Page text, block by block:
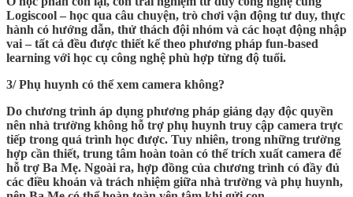
Logiscool – học qua câu chuyện, trò chơi vận động tư duy, thực
hành có hướng dẫn, thử thách đội nhóm và các hoạt động nhập
vai – tất cả đều được thiết kế theo phương pháp fun-based
learning với học cụ công nghệ phù hợp từng độ tuổi.
3/ Phụ huynh có thể xem camera không?
Do chương trình áp dụng phương pháp giảng dạy độc quyền
nên nhà trường không hỗ trợ phụ huynh truy cập camera trực
tiếp trong quá trình học được. Tuy nhiên, trong những trường
hợp cần thiết, trung tâm hoàn toàn có thể trích xuất camera để
hỗ trợ Ba Mẹ. Ngoài ra, hợp đồng của chương trình có đầy đủ
các điều khoản và trách nhiệm giữa nhà trường và phụ huynh,